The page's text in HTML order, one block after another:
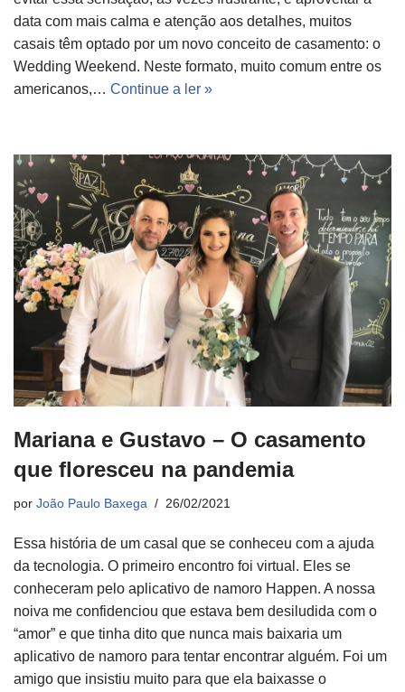
data com mais calma e atenção aos detalhes, muitos
casais têm optado por um novo conceito de casamento: o
Wedding Weekend. Neste formato, muito comum entre os
americanos,… Continue a ler »
Mariana e Gustavo – O casamento
que floresceu na pandemia
por João Paulo Baxega 26/02/2021
Essa história de um casal que se conheceu com a ajuda
da tecnologia. O primeiro encontro foi virtual. Eles se
conheceram pelo aplicativo de namoro Happen. A nossa
noiva me confidenciou que estava bem desiludida com o
“amor” e que tinha dito que nunca mais baixaria um
aplicativo de namoro para tentar encontrar alguém. Foi um
amigo que insistiu muito para que ela baixasse o